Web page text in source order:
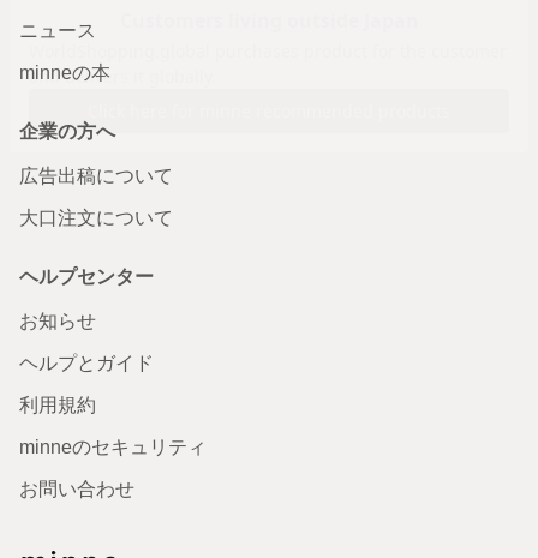
ニュース
minneの本
企業の方へ
広告出稿について
大口注文について
ヘルプセンター
お知らせ
ヘルプとガイド
利用規約
minneのセキュリティ
お問い合わせ